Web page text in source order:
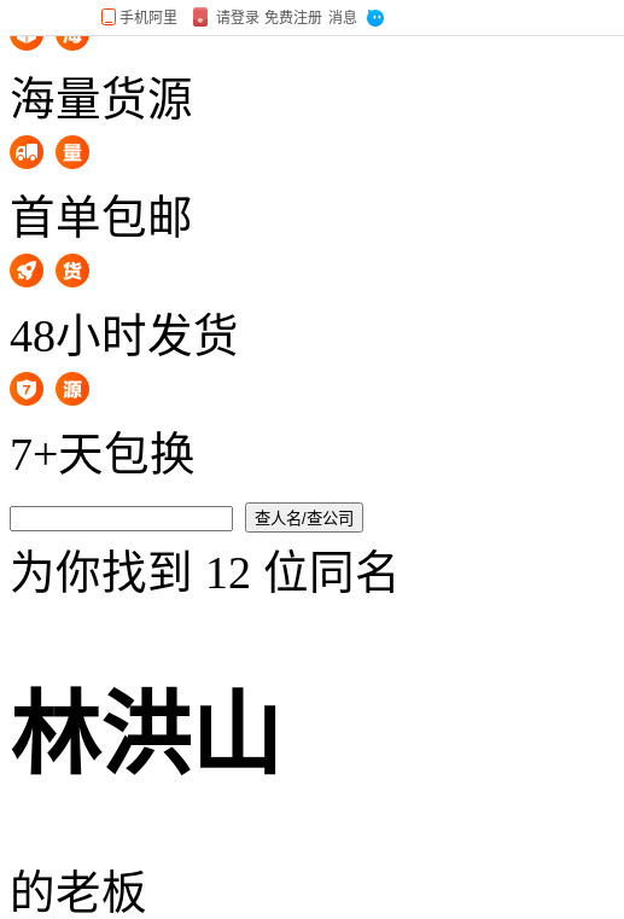
海量货源
首单包邮
48小时发货
7+天包换
查人名/查公司
为你找到 12 位同名
林洪山
的老板